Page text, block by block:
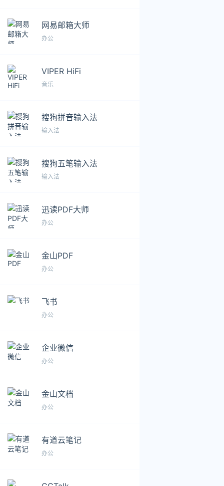
网易邮箱大师
办公
VIPER HiFi
音乐
搜狗拼音输入法
输入法
搜狗五笔输入法
输入法
迅读PDF大师
办公
金山PDF
办公
飞书
办公
企业微信
办公
金山文档
办公
有道云笔记
办公